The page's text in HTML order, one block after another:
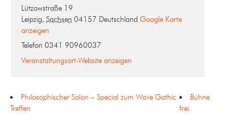
Lützowstraße 19
Leipzig, Sachsen 04157 Deutschland Google Karte
anzeigen
Telefon 0341 90960037
Veranstaltungsort-Website anzeigen
Philosophischer Salon – Special zum Wave Gothic
Treffen
Bühne
frei